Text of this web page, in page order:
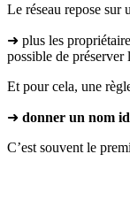
Le réseau repose sur
➜ plus les
possible de préserver
Et pour cela, une
➜ donner un nom
C’est souvent le